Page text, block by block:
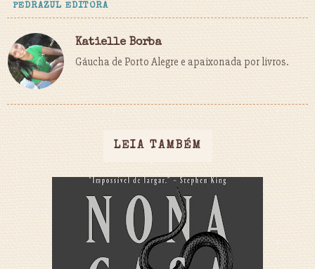
PEDRAZUL EDITORA
Katielle Borba
Gáucha de Porto Alegre e apaixonada por livros.
LEIA TAMBÉM